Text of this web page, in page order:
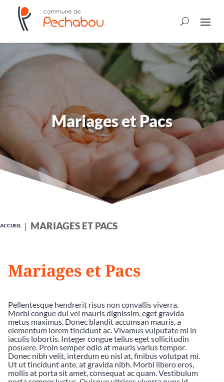
Mariages et Pacs
ACCUEIL MARIAGES ET PACS
Mariages et Pacs
Pellentesque hendrerit risus non convallis viverra.
Morbi congue dui vel mauris dignissim, eget gravida
metus maximus. Donec blandit accumsan mauris, a
elementum lorem tincidunt ac. Vivamus vulputate mi in
iaculis lobortis. Integer congue tellus eget sollicitudin
posuere. Proin semper odio at mauris varius tempor.
Donec nibh velit, interdum eu nisl at, finibus volutpat mi.
Ut ut tincidunt ante, at gravida nibh. Morbi libero eros,
mollis at porta sit amet, consequat ac quam. Vestibulum